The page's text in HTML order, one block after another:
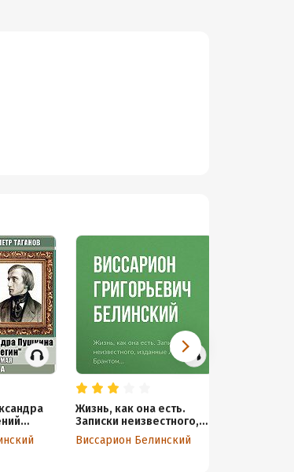
восьмая
Жизнь, как она есть.
Записки неизвестного,
изданные Л. Брантом…
Виссарион Белинский